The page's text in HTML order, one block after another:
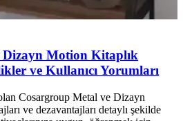
Motion Kitaplık
ve Kullanıcı Yorumları
Cosargroup Metal ve Dizayn
ve dezavantajları detaylı şekilde